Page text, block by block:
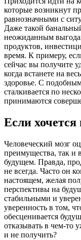
которые возникнут
равнозначными с
Даже такой
неожиданным
продуктов,
время. К примеру,
сейчас вы получите
когда встанете на
здоровье. С
сталкивается по
принимаются
Если хочется
Человеческий мозг
преимущества, так и
будущем. Правда,
не всегда. Часто он
настоящем, желая
перспективы на
стабильными и
уверенность в том,
обесценивается
отказывать в чем-то
и не получить?